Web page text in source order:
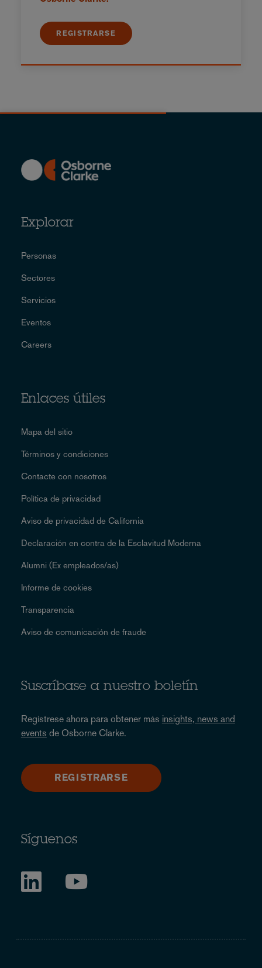
REGISTRARSE
Explorar
Personas
Sectores
Servicios
Eventos
Careers
Enlaces útiles
Mapa del sitio
Términos y condiciones
Contacte con nosotros
Política de privacidad
Aviso de privacidad de California
Declaración en contra de la Esclavitud Moderna
Alumni (Ex empleados/as)
Informe de cookies
Transparencia
Aviso de comunicación de fraude
Suscríbase a nuestro boletín
Regístrese ahora para obtener más insights, news and
events de Osborne Clarke.
REGISTRARSE
Síguenos